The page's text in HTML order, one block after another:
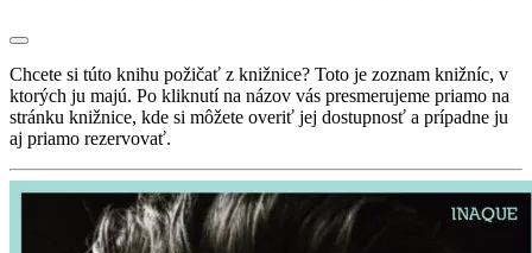
Chcete si túto knihu požičať z knižnice? Toto je zoznam knižníc, v
ktorých ju majú. Po kliknutí na názov vás presmerujeme priamo na
stránku knižnice, kde si môžete overiť jej dostupnosť a prípadne ju
aj priamo rezervovať.